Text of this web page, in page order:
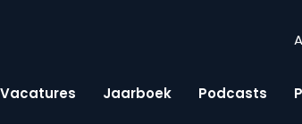
Vacatures Jaarboek Podcasts